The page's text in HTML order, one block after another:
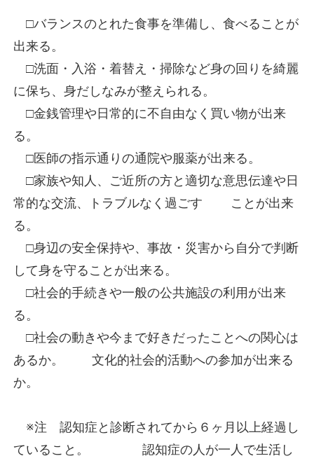
□バランスのとれた食事を準備し、食べることが
出来る。
□洗面・入浴・着替え・掃除など身の回りを綺麗
に保ち、身だしなみが整えられる。
□金銭管理や日常的に不自由なく買い物が出来
る。
□医師の指示通りの通院や服薬が出来る。
□家族や知人、ご近所の方と適切な意思伝達や日
常的な交流、トラブルなく過ごす ことが出来
る。
□身辺の安全保持や、事故・災害から自分で判断
して身を守ることが出来る。
□社会的手続きや一般の公共施設の利用が出来
る。
□社会の動きや今まで好きだったことへの関心は
あるか。
文化的社会的活動への参加が出来る
か。
※注 認知症と診断されてから６ヶ月以上経過し
ていること。
認知症の人が一人で生活し